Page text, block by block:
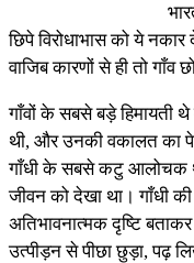
छिपे विरोधाभास को ये
वाजिब कारणों से ही तो
गाँवों के सबसे बड़े हिमायती थे
थी, और उनकी वकालत का
गाँधी के सबसे कटु आलोचक थे
जीवन को देखा था। गाँधी
अतिभावनात्मक दृष्टि
उत्पीड़न से पीछा छुड़ा, पढ़